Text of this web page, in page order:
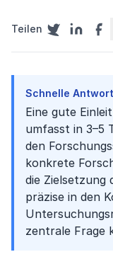
Teilen
Schnelle Antwort
Eine gute
umfasst in 3–5
den
konkrete
die Zielsetzung
präzise in den
zentrale Frage